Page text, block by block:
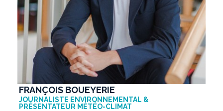
FRANÇOIS BOUEYERIE
JOURNALISTE ENVIRONNEMENTAL &
PRÉSENTATEUR MÉTÉO-CLIMAT